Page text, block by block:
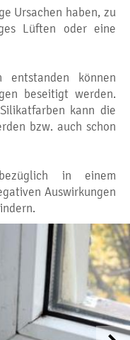
Ursachen haben, zu
Lüften oder eine
entstanden können
beseitigt werden.
kann die
bzw. auch schon
in einem
Auswirkungen